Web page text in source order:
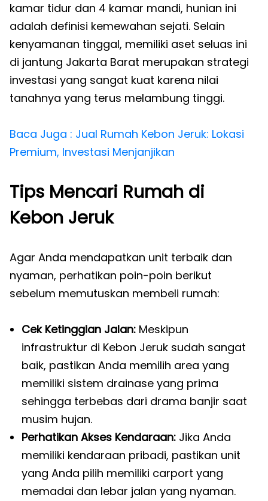
kamar tidur dan 4 kamar mandi, hunian ini
adalah definisi kemewahan sejati. Selain
kenyamanan tinggal, memiliki aset seluas ini
di jantung Jakarta Barat merupakan strategi
investasi yang sangat kuat karena nilai
tanahnya yang terus melambung tinggi.
Baca Juga : Jual Rumah Kebon Jeruk: Lokasi
Premium, Investasi Menjanjikan
Tips Mencari Rumah di
Kebon Jeruk
Agar Anda mendapatkan unit terbaik dan
nyaman, perhatikan poin-poin berikut
sebelum memutuskan membeli rumah:
Cek Ketinggian Jalan: Meskipun
infrastruktur di Kebon Jeruk sudah sangat
baik, pastikan Anda memilih area yang
memiliki sistem drainase yang prima
sehingga terbebas dari drama banjir saat
musim hujan.
Perhatikan Akses Kendaraan: Jika Anda
memiliki kendaraan pribadi, pastikan unit
yang Anda pilih memiliki carport yang
memadai dan lebar jalan yang nyaman.